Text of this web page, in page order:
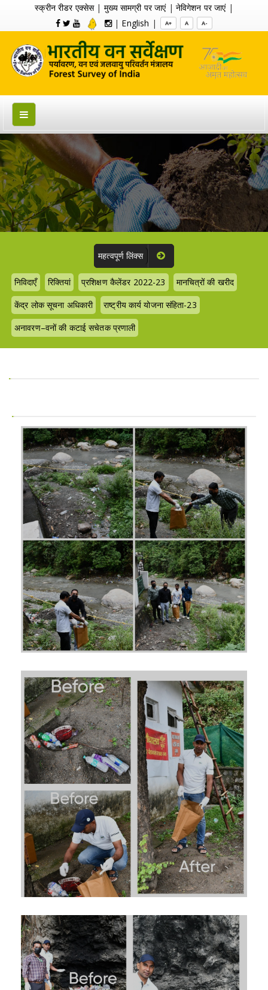
स्क्रीन रीडर एक्सेस| मुख्य सामग्री पर जाएं| नेविगेशन पर जाएं|
| English | A+ A A-
महत्वपूर्ण लिंक्स
निविदाएँ रिक्तियां प्रशिक्षण कैलेंडर 2022-23
मानचित्रों की खरीद
केंद्र लोक सूचना अधिकारी
राष्ट्रीय कार्य योजना संहिता-23
अनावरण–वनों की कटाई सचेतक प्रणाली